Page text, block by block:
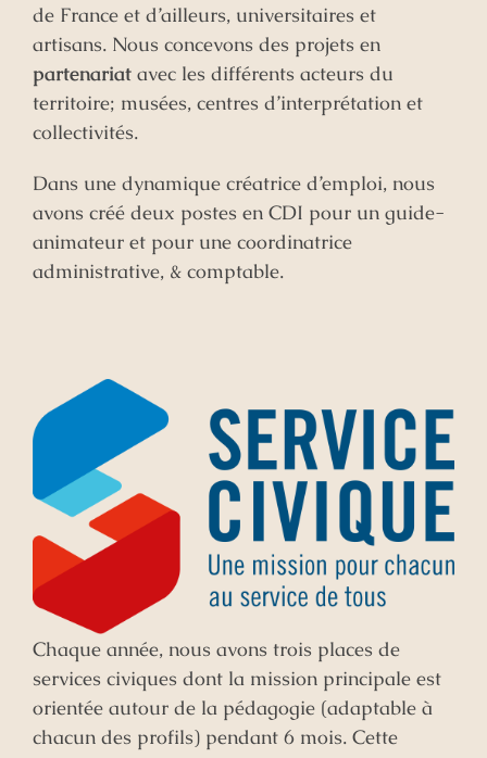
de France et d’ailleurs, universitaires et
artisans. Nous concevons des projets en
partenariat avec les différents acteurs du
territoire; musées, centres d’interprétation et
collectivités.
Dans une dynamique créatrice d’emploi, nous
avons créé deux postes en CDI pour un guide-
animateur et pour une coordinatrice
administrative, & comptable.
Chaque année, nous avons trois places de
services civiques dont la mission principale est
orientée autour de la pédagogie (adaptable à
chacun des profils) pendant 6 mois. Cette